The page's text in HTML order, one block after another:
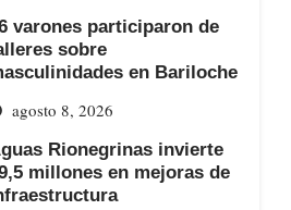
varones participaron de
sobre
en Bariloche
agosto 8, 2026
Rionegrinas invierte
millones en mejoras de